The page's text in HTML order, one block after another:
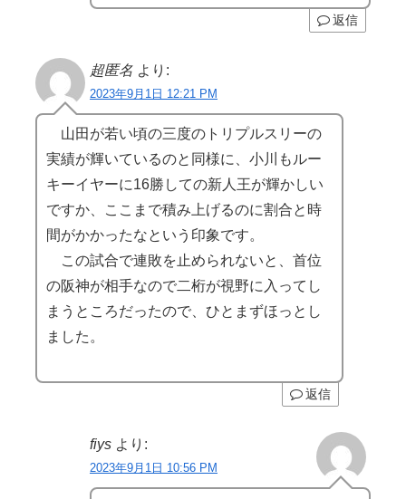
返信
超匿名 より:
2023年9月1日 12:21 PM
山田が若い頃の三度のトリプルスリーの
実績が輝いているのと同様に、小川もルー
キーイヤーに16勝しての新人王が輝かしい
ですか、ここまで積み上げるのに割合と時
間がかかったなという印象です。
この試合で連敗を止められないと、首位
の阪神が相手なので二桁が視野に入ってし
まうところだったので、ひとまずほっとし
ました。
返信
fiys より:
2023年9月1日 10:56 PM